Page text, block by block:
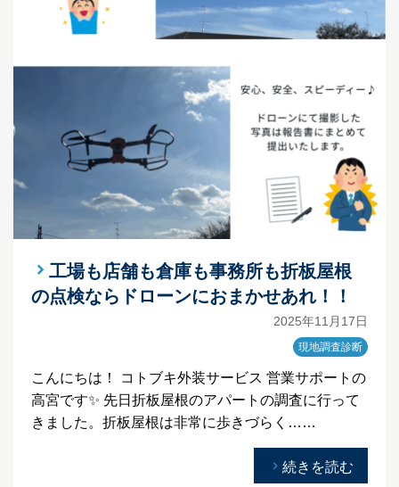
工場も店舗も倉庫も事務所も折板屋根
の点検ならドローンにおまかせあれ！！
2025年11月17日
現地調査診断
こんにちは！ コトブキ外装サービス 営業サポートの
高宮です✨ 先日折板屋根のアパートの調査に行って
きました。折板屋根は非常に歩きづらく……
続きを読む